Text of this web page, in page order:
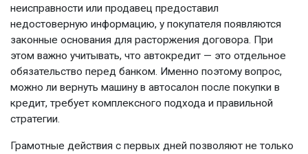
неисправности или продавец предоставил
недостоверную информацию, у покупателя появляются
законные основания для расторжения договора. При
этом важно учитывать, что автокредит — это отдельное
обязательство перед банком. Именно поэтому вопрос,
можно ли вернуть машину в автосалон после покупки в
кредит, требует комплексного подхода и правильной
стратегии.
Грамотные действия с первых дней позволяют не только